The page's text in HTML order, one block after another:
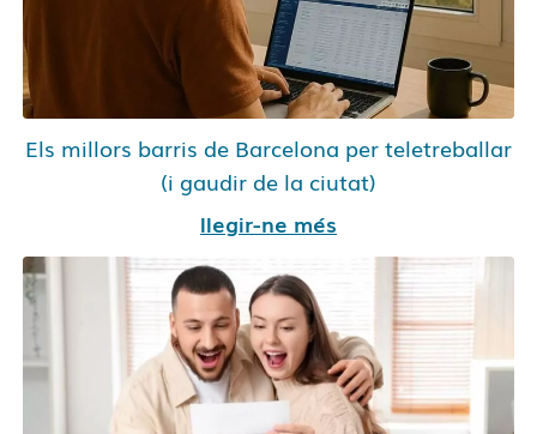
Els millors barris de Barcelona per teletreballar
(i gaudir de la ciutat)
llegir-ne més